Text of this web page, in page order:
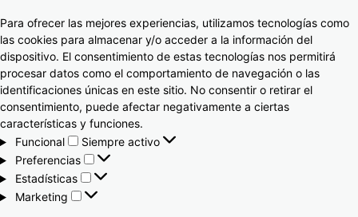
Para ofrecer las mejores experiencias, utilizamos tecnologías como
las cookies para almacenar y/o acceder a la información del
dispositivo. El consentimiento de estas tecnologías nos permitirá
procesar datos como el comportamiento de navegación o las
identificaciones únicas en este sitio. No consentir o retirar el
consentimiento, puede afectar negativamente a ciertas
características y funciones.
Funcional
Siempre activo
Preferencias
Estadísticas
Marketing